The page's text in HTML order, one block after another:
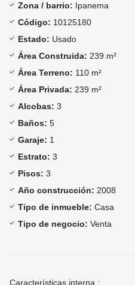
Zona / barrio: Ipanema
Código: 10125180
Estado: Usado
Área Construida: 239 m²
Área Terreno: 110 m²
Área Privada: 239 m²
Alcobas: 3
Baños: 5
Garaje: 1
Estrato: 3
Pisos: 3
Año construcción: 2008
Tipo de inmueble: Casa
Tipo de negocio: Venta
Características interna :